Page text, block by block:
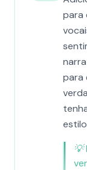
para
para
💡